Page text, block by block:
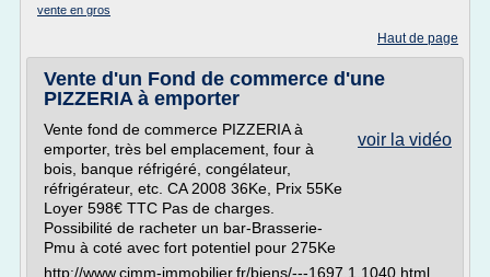
vente en gros
Haut de page
Vente d'un Fond de commerce d'une
PIZZERIA à emporter
voir la vidéo
Vente fond de commerce PIZZERIA à
emporter, très bel emplacement, four à
bois, banque réfrigéré, congélateur,
réfrigérateur, etc. CA 2008 36Ke, Prix 55Ke
Loyer 598€ TTC Pas de charges.
Possibilité de racheter un bar-Brasserie-
Pmu à coté avec fort potentiel pour 275Ke
http://www.cimm-immobilier.fr/biens/---1697.1.1040.html